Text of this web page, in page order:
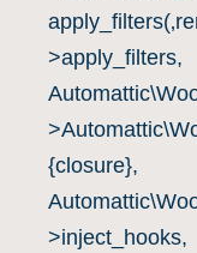
>apply_filters,
{closure},
>inject_hooks,